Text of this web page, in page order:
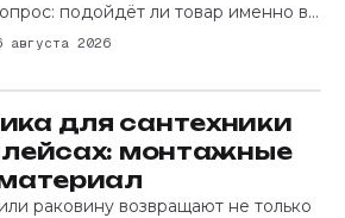
подойдёт ли товар именно в
путаница: инфографика
на
августа 2026
для сантехники
монтажные
раковину возвращают не только